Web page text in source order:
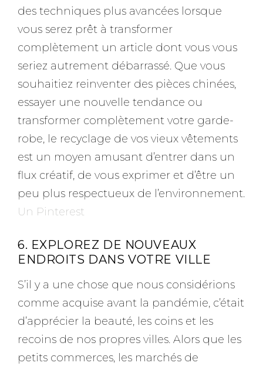
des techniques plus avancées lorsque
vous serez prêt à transformer
complètement un article dont vous vous
seriez autrement débarrassé. Que vous
souhaitiez reinventer des pièces chinées,
essayer une nouvelle tendance ou
transformer complètement votre garde-
robe, le recyclage de vos vieux vêtements
est un moyen amusant d’entrer dans un
flux créatif, de vous exprimer et d’être un
peu plus respectueux de l’environnement.
Un Pinterest
6. EXPLOREZ DE NOUVEAUX
ENDROITS DANS VOTRE VILLE
S’il y a une chose que nous considérions
comme acquise avant la pandémie, c’était
d’apprécier la beauté, les coins et les
recoins de nos propres villes. Alors que les
petits commerces, les marchés de